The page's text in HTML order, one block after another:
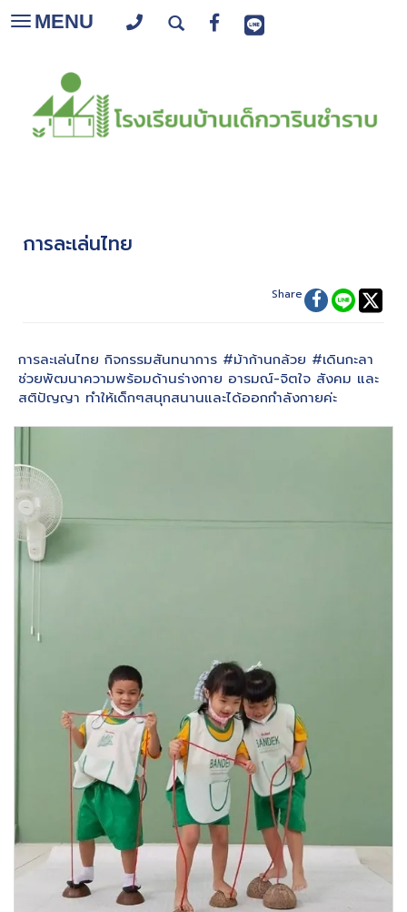
Toggle
MENU
การละเล่นไทย
Share
การละเล่นไทย กิจกรรมสันทนาการ #ม้าก้านกล้วย #เดินกะลา
ช่วยพัฒนาความพร้อมด้านร่างกาย อารมณ์-จิตใจ สังคม และ
สติปัญญา ทำให้เด็กๆสนุกสนานและได้ออกกำลังกายค่ะ